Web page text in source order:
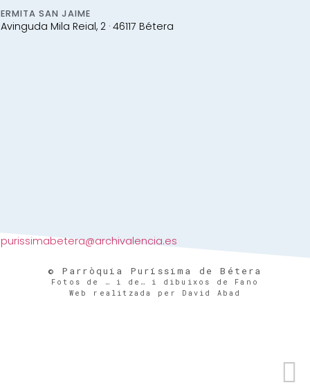
ERMITA SAN JAIME
Avinguda Mila Reial, 2 · 46117 Bétera
purissimabetera@archivalencia.es
© Parròquia Puríssima de Bétera
Fotos de … i de… i dibuixos de Fano
Web realitzada per David Abad